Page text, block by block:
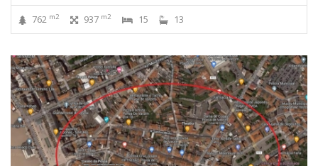
762 m2 937 m2 15 13